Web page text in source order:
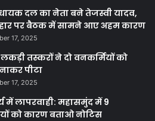
दल का नेता बने तेजस्वी यादव,
पर बैठक में सामने आए अहम कारण
17, 2025
तस्करों ने दो वनकर्मियों को
पीटा
17, 2025
में लापरवाही: महासमुंद में 9
को कारण बताओ नोटिस